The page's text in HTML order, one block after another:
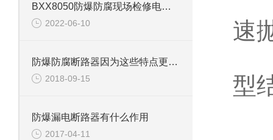
BXX8050防爆防腐现场检修电源箱
2022-06-10
防爆防腐断路器因为这些特点更加受人喜爱
2018-09-15
防爆漏电断路器有什么作用
2017-04-11
速
型